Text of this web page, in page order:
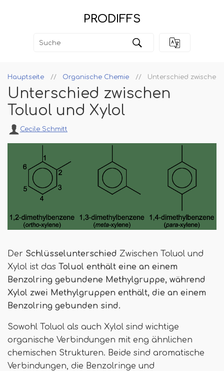
PRODIFFS
Hauptseite Organische Chemie Unterschied zwischen
Unterschied zwischen
Toluol und Xylol
Cecile Schmitt
Der Schlüsselunterschied Zwischen Toluol und
Xylol ist das Toluol enthält eine an einem
Benzolring gebundene Methylgruppe, während
Xylol zwei Methylgruppen enthält, die an einem
Benzolring gebunden sind.
Sowohl Toluol als auch Xylol sind wichtige
organische Verbindungen mit eng ähnlichen
chemischen Strukturen. Beide sind aromatische
Verbindungen, die Benzolringe und